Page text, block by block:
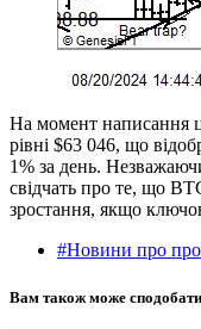
На момент написання
рівні $63 046, що
1% за день.
свідчать про те, що
зростання, якщо
#Новини про
Вам також може